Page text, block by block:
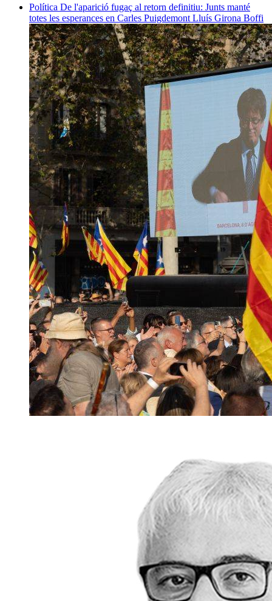
Política De l'aparició fugaç al retorn definitiu: Junts manté
totes les esperances en Carles Puigdemont Lluís Girona Boffi